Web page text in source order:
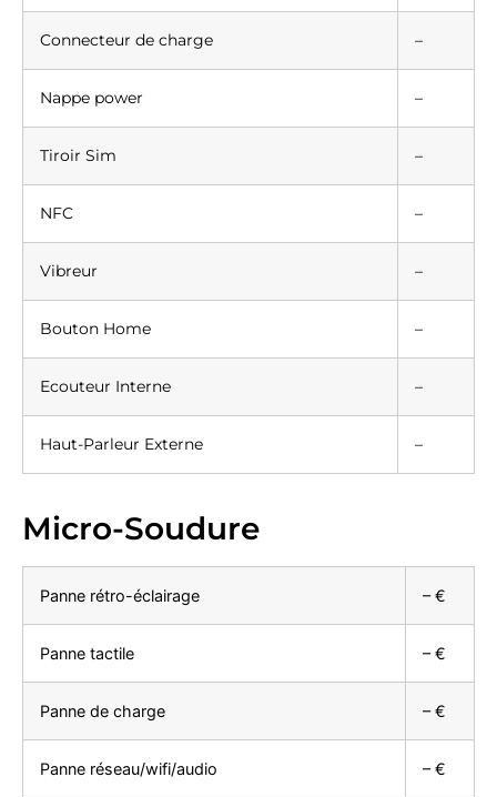
Connecteur de charge –
Nappe power –
Tiroir Sim –
NFC –
Vibreur –
Bouton Home –
Ecouteur Interne –
Haut-Parleur Externe –
Micro-Soudure
Panne rétro-éclairage – €
Panne tactile – €
Panne de charge – €
Panne réseau/wifi/audio – €